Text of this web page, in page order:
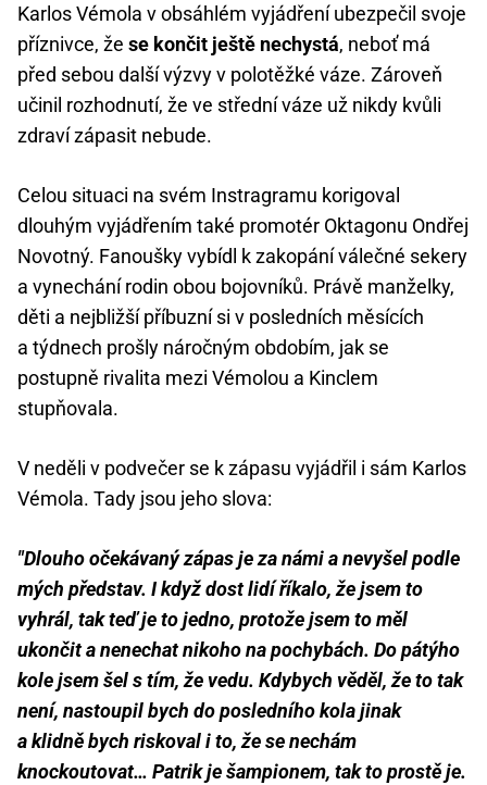
Karlos Vémola v obsáhlém vyjádření ubezpečil svoje
příznivce, že se končit ještě nechystá, neboť má
před sebou další výzvy v polotěžké váze. Zároveň
učinil rozhodnutí, že ve střední váze už nikdy kvůli
zdraví zápasit nebude.
Celou situaci na svém Instragramu korigoval
dlouhým vyjádřením také promotér Oktagonu Ondřej
Novotný. Fanoušky vybídl k zakopání válečné sekery
a vynechání rodin obou bojovníků. Právě manželky,
děti a nejbližší příbuzní si v posledních měsících
a týdnech prošly náročným obdobím, jak se
postupně rivalita mezi Vémolou a Kinclem
stupňovala.
V neděli v podvečer se k zápasu vyjádřil i sám Karlos
Vémola. Tady jsou jeho slova:
"Dlouho očekávaný zápas je za námi a nevyšel podle
mých představ. I když dost lidí říkalo, že jsem to
vyhrál, tak teď je to jedno, protože jsem to měl
ukončit a nenechat nikoho na pochybách. Do pátýho
kole jsem šel s tím, že vedu. Kdybych věděl, že to tak
není, nastoupil bych doposledního kola jinak
a klidně bych riskoval i to, že se nechám
knockoutovat… Patrik je šampionem, tak to prostě je.